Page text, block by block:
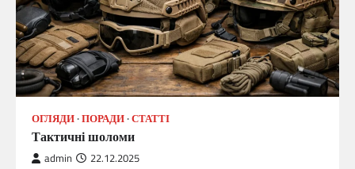
ОГЛЯДИ ПОРАДИ СТАТТІ
Тактичні шоломи
admin 22.12.2025